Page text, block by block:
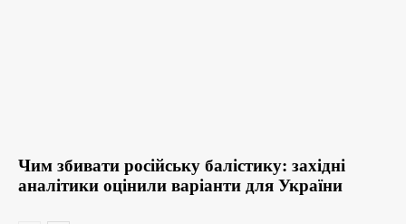
Чим збивати російську балістику: західні
аналітики оцінили варіанти для України